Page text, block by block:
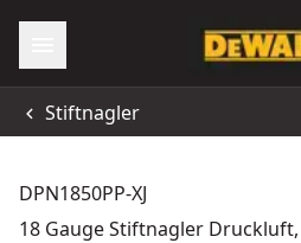
Stiftnagler
DPN1850PP-XJ
18 Gauge Stiftnagler